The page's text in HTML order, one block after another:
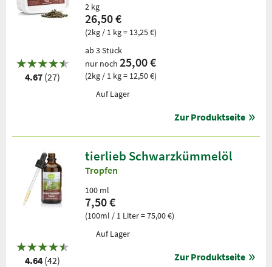
4.67 (27)
2 kg
26,50 €
(2kg / 1 kg = 13,25 €)
ab 3 Stück
nur noch 25,00 €
(2kg / 1 kg = 12,50 €)
Auf Lager
Zur Produktseite
4.64 (42)
tierlieb Schwarzkümmelöl
Tropfen
100 ml
7,50 €
(100ml / 1 Liter = 75,00 €)
Auf Lager
Zur Produktseite